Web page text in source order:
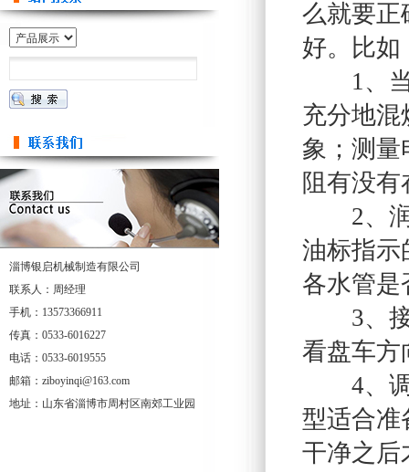
么就要正
好。比如
1、当
充分地混
象；测量
阻有没
2、润
油标指示
各水管是
3、接
看盘车方
4、调
型适合准
干净之后
淄博银启机械制造有限公司
联系人：周经理
手机：13573366911
传真：0533-6016227
电话：0533-6019555
邮箱：ziboyinqi@163.com
地址：山东省淄博市周村区南郊工业园